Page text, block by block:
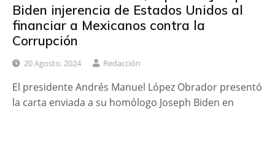
Biden injerencia de Estados Unidos al
financiar a Mexicanos contra la
Corrupción
20 Agosto, 2024 Redacción
El presidente Andrés Manuel López Obrador presentó
la carta enviada a su homólogo Joseph Biden en